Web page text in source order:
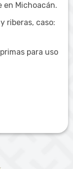
en Michoacán.
riberas, caso:
para uso